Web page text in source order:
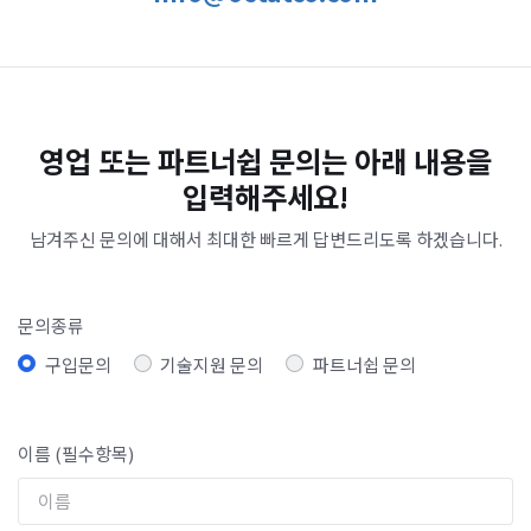
영업 또는 파트너쉽 문의는 아래 내용을
입력해주세요!
남겨주신 문의에 대해서 최대한 빠르게 답변드리도록 하겠습니다.
문의종류
구입문의
기술지원 문의 파트너쉽 문의
이름 (필수항목)